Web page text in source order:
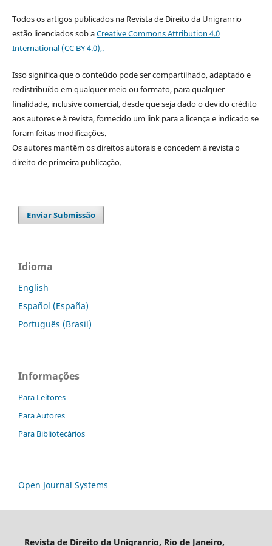
Todos os artigos publicados na Revista de Direito da Unigranrio
estão licenciados sob aCreative Commons Attribution 4.0
International (CC BY 4.0),.
Isso significa que o conteúdo pode ser compartilhado, adaptado e
redistribuído em qualquer meio ou formato, para qualquer
finalidade, inclusive comercial, desde que seja dado o devido crédito
aos autores e à revista, fornecido um link para a licença e indicado se
foram feitas modificações.
Os autores mantêm os direitos autorais e concedem à revista o
direito de primeira publicação.
Enviar Submissão
Idioma
English
Español (España)
Português (Brasil)
Informações
Para Leitores
Para Autores
Para Bibliotecários
Open Journal Systems
Revista de Direito da Unigranrio, Rio de Janeiro,